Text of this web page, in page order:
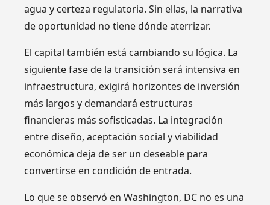
agua y certeza regulatoria. Sin ellas, la narrativa
de oportunidad no tiene dónde aterrizar.
El capital también está cambiando su lógica. La
siguiente fase de la transición será intensiva en
infraestructura, exigirá horizontes de inversión
más largos y demandará estructuras
financieras más sofisticadas. La integración
entre diseño, aceptación social y viabilidad
económica deja de ser un deseable para
convertirse en condición de entrada.
Lo que se observó en Washington, DC no es una